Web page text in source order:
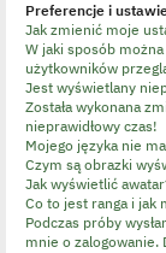
Preferencje i
Jak zmienić moje
W jaki sposób
użytkowników
Jest wyświetlany
Została wykonana
nieprawidłowy czas!
Mojego języka nie
Czym są obrazki
Jak wyświetlić
Co to jest ranga i jak
Podczas próby
mnie o zalogowanie.